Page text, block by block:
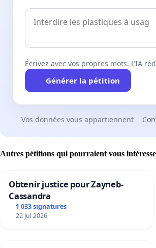
Écrivez avec vos propres mots. L’IA
Générer la pétition
Vos données vous appartiennent
Autres pétitions qui pourraient vous
Obtenir justice pour Zayneb-
Cassandra
1 033 signatures
22 Jul 2026